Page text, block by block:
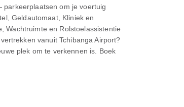
om je voertuig
Geldautomaat, Kliniek en
Wachtruimte en Rolstoelassistentie
vanuit Tchibanga Airport?
plek om te verkennen is. Boek